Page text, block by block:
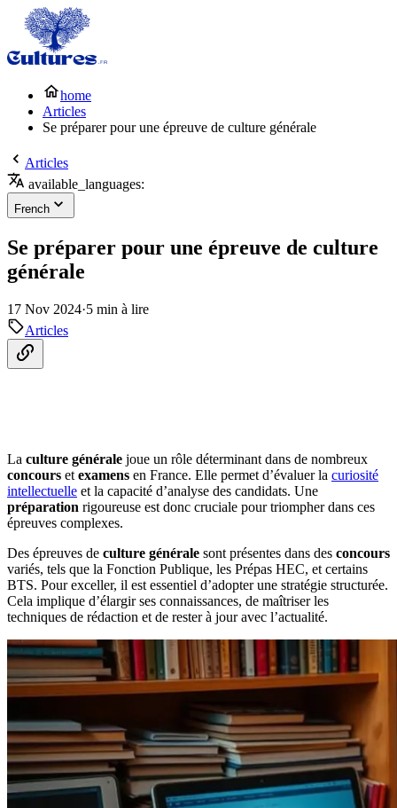
home
Articles
Se préparer pour une épreuve de culture générale
Articles
available_languages:
French
Se préparer pour une épreuve de culture
générale
17 Nov 2024·5 min à lire
Articles
La culture générale joue un rôle déterminant dans de nombreux
concours et examens en France. Elle permet d’évaluer la curiosité
intellectuelle et la capacité d’analyse des candidats. Une
préparation rigoureuse est donc cruciale pour triompher dans ces
épreuves complexes.
Des épreuves de culture générale sont présentes dans des concours
variés, tels que la Fonction Publique, les Prépas HEC, et certains
BTS. Pour exceller, il est essentiel d’adopter une stratégie structurée.
Cela implique d’élargir ses connaissances, de maîtriser les
techniques de rédaction et de rester à jour avec l’actualité.